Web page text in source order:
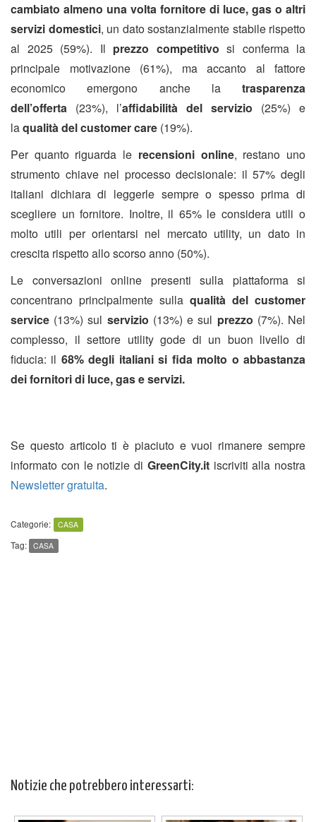
cambiato almeno una volta fornitore di luce, gas o altri
servizi domestici, un dato sostanzialmente stabile rispetto
al 2025 (59%). Il prezzo competitivo si conferma la
principale motivazione (61%), ma accanto al fattore
economico emergono anche la trasparenza
dell’offerta (23%), l’affidabilità del servizio (25%) e
laqualità del customer care (19%).
Per quanto riguarda le recensioni online, restano uno
strumento chiave nel processo decisionale: il 57% degli
italiani dichiara di leggerle sempre o spesso prima di
scegliere un fornitore. Inoltre, il 65% le considera utili o
molto utili per orientarsi nel mercato utility, un dato in
crescita rispetto allo scorso anno (50%).
Le conversazioni online presenti sulla piattaforma si
concentrano principalmente sulla qualità del customer
service (13%) sul servizio (13%) e sul prezzo (7%). Nel
complesso, il settore utility gode di un buon livello di
fiducia: il 68% degli italiani si fida molto o abbastanza
dei fornitori di luce, gas e servizi.
Se questo articolo ti è piaciuto e vuoi rimanere sempre
informato con le notizie di GreenCity.itiscriviti alla nostra
Newsletter gratuita.
Categorie: CASA
Tag: CASA
Notizie che potrebbero interessarti: